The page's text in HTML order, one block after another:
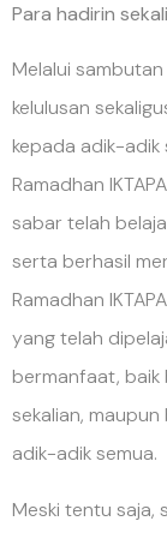
Para hadirin
Melalui
kelulusan
kepada adik-
Ramadhan
sabar telah
serta berhasil
Ramadhan
yang telah
bermanfaat,
sekalian,
adik-adik semua.
Meski tentu saja,